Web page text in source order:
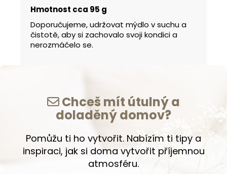
Hmotnost cca 95 g
Doporučujeme, udržovat mýdlo v suchu a
čistotě, aby si zachovalo svoji kondici a
nerozmáčelo se.
Chceš mít útulný a
doladěný domov?
Pomůžu ti ho vytvořit. Nabízím ti tipy a
inspiraci, jak si doma vytvořit příjemnou
atmosféru.